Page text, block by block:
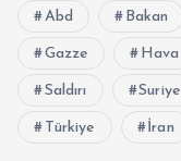
Abd Bakan
Gazze Hava
Saldırı Suriye
Türkiye İran